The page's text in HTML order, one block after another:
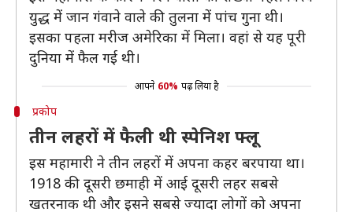
युद्ध में जान गंवाने वाले की तुलना में पांच गुना थी।
इसका पहला मरीज अमेरिका में मिला। वहां से यह पूरी
दुनिया में फैल गई थी।
आपने 60% पढ़ लिया है
प्रकोप
तीन लहरों में फैली थी स्पेनिश फ्लू
इस महामारी ने तीन लहरों में अपना कहर बरपाया था।
1918 की दूसरी छमाही में आई दूसरी लहर सबसे
खतरनाक थी और इसने सबसे ज्यादा लोगों को अपना